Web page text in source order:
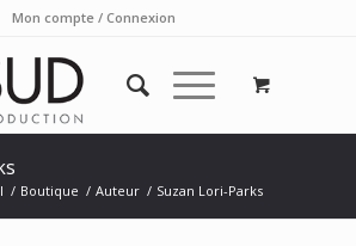
Mon compte / Connexion
/ Boutique / Auteur / Suzan Lori-Parks